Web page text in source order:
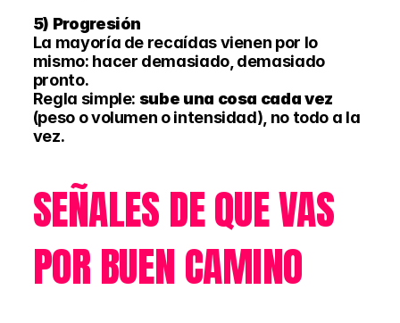
5) Progresión
La mayoría de recaídas vienen por lo
mismo: hacer demasiado, demasiado
pronto.
Regla simple: sube una cosa cada vez
(peso o volumen o intensidad), no todo a la
vez.
SEÑALES DE QUE VAS
POR BUEN CAMINO